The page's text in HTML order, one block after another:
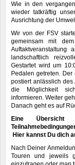
Wie in den
wieder tatkräftig
Ausrichtung der
Wir von der FSV
gemeinsam mit
landschaftlich
Gestartet wird um
Pedalen getreten.
postiert anlässlich des
die Möglichkeit
informieren. Weiter
Danach geht es auf
Eine Übersicht
Hier kannst Du dich
Nach Deiner
Touren und jeweils